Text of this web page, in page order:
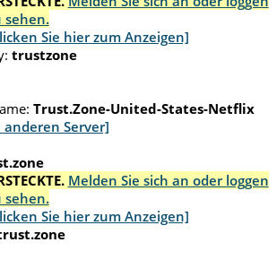
sehen.
Sie hier zum Anzeigen]
trustzone
Trust.Zone-United-States-Netflix
Server]
Melden Sie sich an oder loggen
sehen.
Sie hier zum Anzeigen]